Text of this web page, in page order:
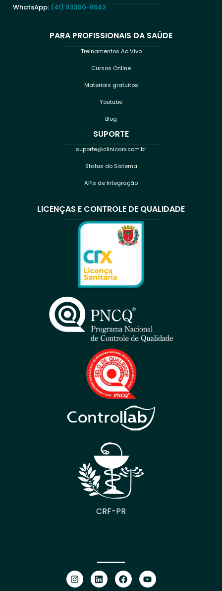
WhatsApp: (41) 93300-8942
PARA PROFISSIONAIS DA SAÚDE
Treinamentos Ao Vivo
Cursos Online
Materiais gratuitos
Youtube
Blog
SUPORTE
suporte@clinicarx.com.br
Status do Sistema
APIs de Integração
LICENÇAS E CONTROLE DE QUALIDADE